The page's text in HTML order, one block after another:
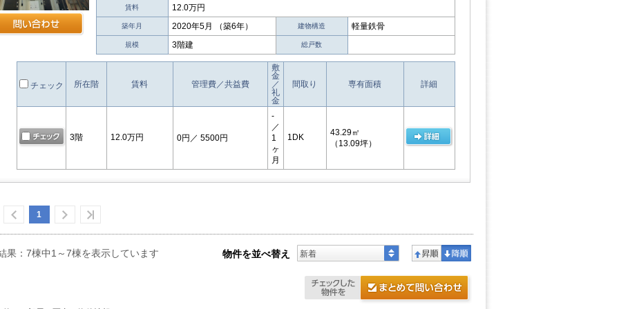
賃料 12.0万円
築年月 2020年5月 （築6年） 建物構造 軽量鉄骨
規模 3階建 総戸数
チェック 所在階 賃料 管理費／共益費
敷
金
／
礼
金
間取り 専有面積 詳細
3階 12.0万円 0円 ／ 5500円
-
／
1
ヶ
月
1DK
43.29㎡
（13.09坪）
物件を並べ替え 新着
1
果：7棟中1～7棟を表示しています